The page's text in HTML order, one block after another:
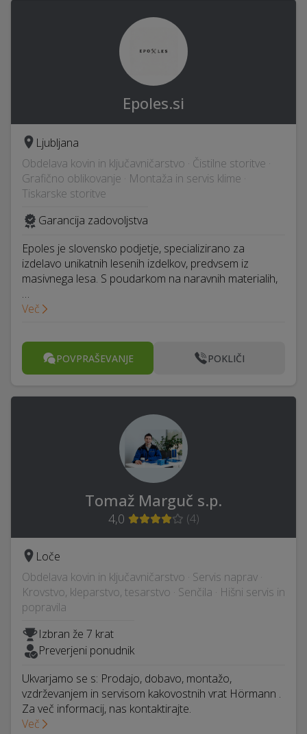
Epoles.si
Ljubljana
Obdelava kovin in ključavničarstvo · Čistilne storitve ·
Grafično oblikovanje · Montaža in servis klime ·
Tiskarske storitve
Garancija zadovoljstva
Epoles je slovensko podjetje, specializirano za
izdelavo unikatnih lesenih izdelkov, predvsem iz
masivnega lesa. S poudarkom na naravnih materialih,
…
Več
POVPRAŠEVANJE POKLIČI
Tomaž Marguč s.p.
4,0 (4)
Loče
Obdelava kovin in ključavničarstvo · Servis naprav ·
Krovstvo, kleparstvo, tesarstvo · Senčila · Hišni servis in
popravila
Izbran že 7 krat
Preverjeni ponudnik
Ukvarjamo se s: Prodajo, dobavo, montažo,
vzdrževanjem in servisom kakovostnih vrat Hörmann .
Za več informacij, nas kontaktirajte.
Več